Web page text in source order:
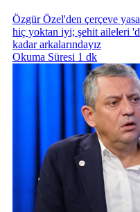
Özgür Özel'den çerçeve
hiç yoktan iyi; şehit aileleri
kadar arkalarındayız
Okuma Süresi 1 dk